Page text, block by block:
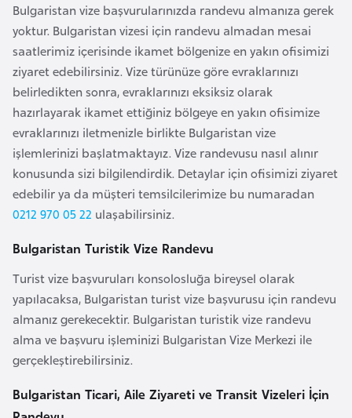
Bulgaristan vize başvurularınızda randevu almanıza gerek
yoktur. Bulgaristan vizesi için randevu almadan mesai
saatlerimiz içerisinde ikamet bölgenize en yakın ofisimizi
ziyaret edebilirsiniz. Vize türünüze göre evraklarınızı
belirledikten sonra, evraklarınızı eksiksiz olarak
hazırlayarak ikamet ettiğiniz bölgeye en yakın ofisimize
evraklarınızı iletmenizle birlikte Bulgaristan vize
işlemlerinizi başlatmaktayız. Vize randevusu nasıl alınır
konusunda sizi bilgilendirdik. Detaylar için ofisimizi ziyaret
edebilir ya da müşteri temsilcilerimize bu numaradan
0212 970 05 22 ulaşabilirsiniz.
Bulgaristan Turistik Vize Randevu
Turist vize başvuruları konsolosluğa bireysel olarak
yapılacaksa, Bulgaristan turist vize başvurusu için randevu
almanız gerekecektir. Bulgaristan turistik vize randevu
alma ve başvuru işleminizi Bulgaristan Vize Merkezi ile
gerçekleştirebilirsiniz.
Bulgaristan Ticari, Aile Ziyareti ve Transit Vizeleri İçin
e
l
a
r
u
s
B
e
l
i
k
B
e
i